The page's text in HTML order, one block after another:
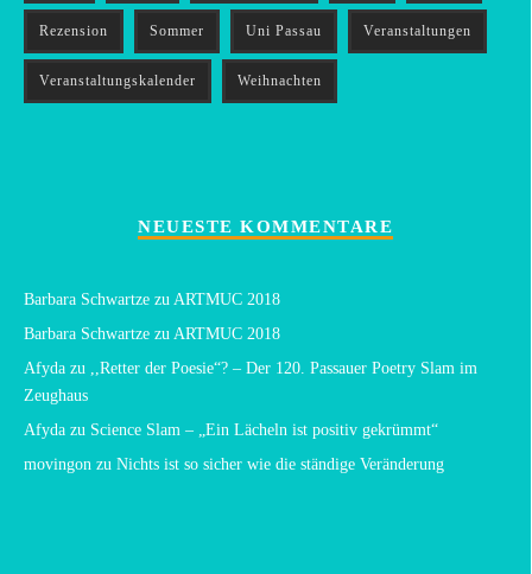
Rezension Sommer Uni Passau Veranstaltungen
Veranstaltungskalender Weihnachten
NEUESTE KOMMENTARE
Barbara Schwartze zu ARTMUC 2018
Barbara Schwartze zu ARTMUC 2018
Afyda zu
,,Retter der Poesie“? – Der 120. Passauer Poetry Slam im
Zeughaus
Afyda zu Science Slam – „Ein Lächeln ist positiv gekrümmt“
movingon zu Nichts ist so sicher wie die ständige Veränderung